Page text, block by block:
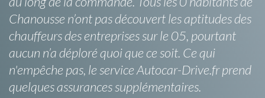
Chanousse n’ont pas découvert les aptitudes des
chauffeurs des entreprises sur le 05, pourtant
aucun n’a déploré quoi que ce soit. Ce qui
n'empêche pas, le service Autocar-Drive.fr prend
quelques assurances supplémentaires.